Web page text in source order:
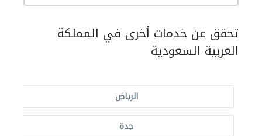
تحقق عن خدمات أخرى في المملكة
العربية السعودية
الرياض
جدة